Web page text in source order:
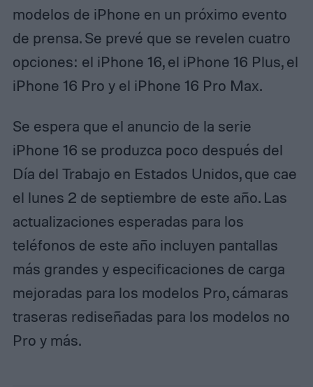
modelos de iPhone en un próximo evento
de prensa. Se prevé que se revelen cuatro
opciones: el iPhone 16, el iPhone 16 Plus, el
iPhone 16 Pro y el iPhone 16 Pro Max.
Se espera que el anuncio de la serie
iPhone 16 se produzca poco después del
Día del Trabajo en Estados Unidos, que cae
el lunes 2 de septiembre de este año. Las
actualizaciones esperadas para los
teléfonos de este año incluyen pantallas
más grandes y especificaciones de carga
mejoradas para los modelos Pro, cámaras
traseras rediseñadas para los modelos no
Pro y más.